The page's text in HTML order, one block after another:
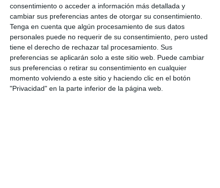
consentimiento o acceder a información más detallada y
cambiar sus preferencias antes de otorgar su consentimiento.
Tenga en cuenta que algún procesamiento de sus datos
personales puede no requerir de su consentimiento, pero usted
tiene el derecho de rechazar tal procesamiento. Sus
preferencias se aplicarán solo a este sitio web. Puede cambiar
sus preferencias o retirar su consentimiento en cualquier
momento volviendo a este sitio y haciendo clic en el botón
"Privacidad" en la parte inferior de la página web.